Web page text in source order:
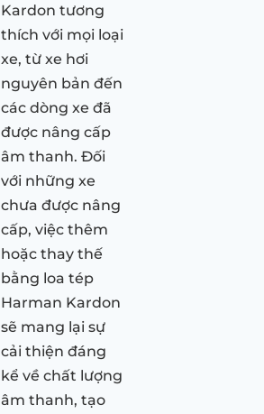
Kardon tương
thích với mọi loại
xe, từ xe hơi
nguyên bản đến
các dòng xe đã
được nâng cấp
âm thanh. Đối
với những xe
chưa được nâng
cấp, việc thêm
hoặc thay thế
bằng loa tép
Harman Kardon
sẽ mang lại sự
cải thiện đáng
kể về chất lượng
âm thanh, tạo